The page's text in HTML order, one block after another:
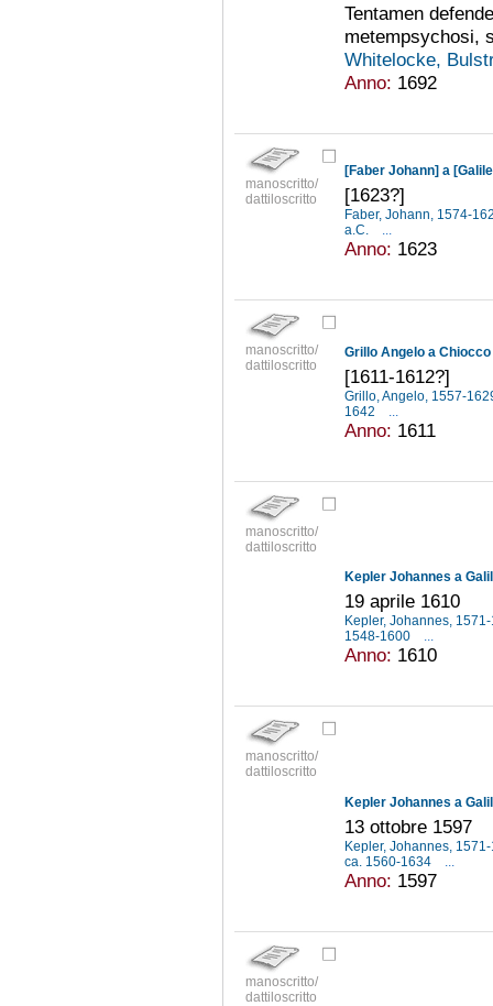
Tentamen
metempsychosi,
Whitelocke,
Anno: 1692
manoscritto/
dattiloscritto
[Faber Johann] a
[1623?]
Faber, Johann, 1574-
a.C.
Anno: 1623
manoscritto/
dattiloscritto
Grillo Angelo a
[1611-1612?]
Grillo, Angelo, 1557-
1642
Anno: 1611
manoscritto/
dattiloscritto
Kepler Johannes a
19 aprile 1610
Kepler, Johannes,
1548-1600
...
Anno: 1610
manoscritto/
dattiloscritto
Kepler Johannes a
13 ottobre 1597
Kepler, Johannes,
ca. 1560-1634
...
Anno: 1597
manoscritto/
dattiloscritto